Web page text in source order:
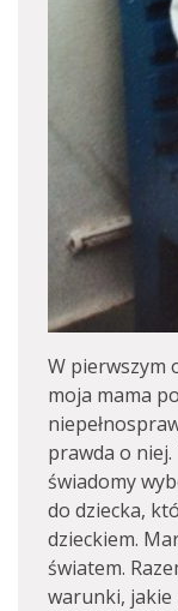
W pierwszym
moja mama
prawda o niej.
świadomy
do dziecka,
dzieckiem.
światem.
warunki, jakie